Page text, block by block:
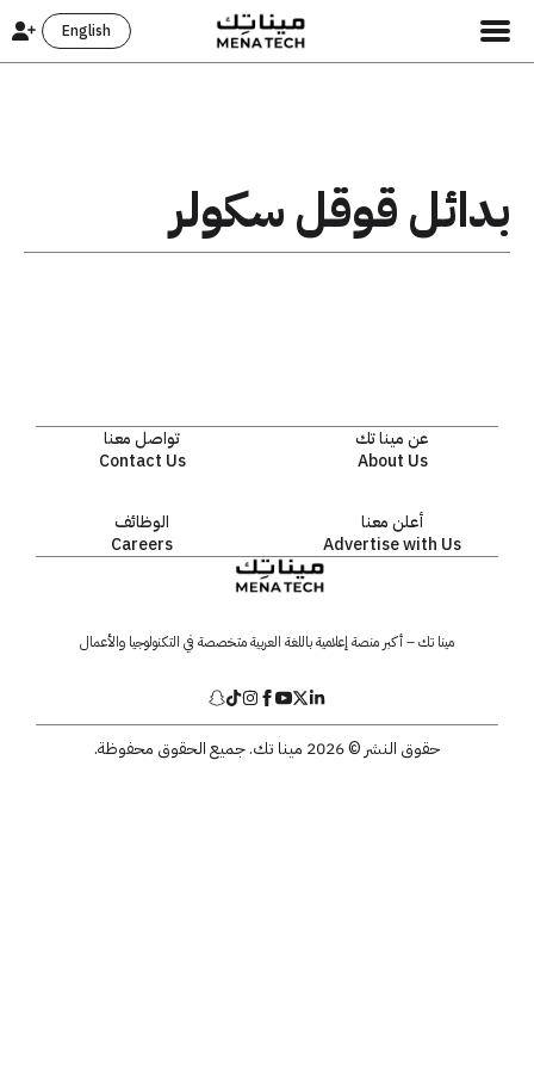
English
بدائل قوقل سكولر
عن مينا تك
About Us
تواصل معنا
Contact Us
أعلن معنا
Advertise with Us
الوظائف
Careers
مينا تك – أكبر منصة إعلامية باللغة العربية متخصصة في التكنولوجيا والأعمال
حقوق النشر © 2026 مينا تك. جميع الحقوق محفوظة.